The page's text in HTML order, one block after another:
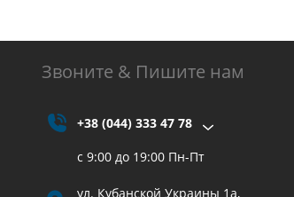
Звоните & Пишите нам
+38 (044) 333 47 78
с 9:00 до 19:00 Пн-Пт
ул. Кубанской Украины 1а,